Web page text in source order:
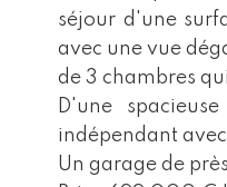
séjour d'une
avec une vue
de 3 chambres
D'une
indépendant
Un garage de